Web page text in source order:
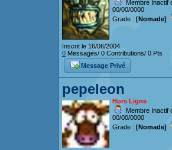
Membre Inactif
00/00/0000
Grade : [Nomade]
Inscrit le 16/06/2004
0 Messages/ 0 Contributions/ 0 Pts
Message Privé
pepeleon
Hors Ligne
Membre Inactif
00/00/0000
Grade : [Nomade]